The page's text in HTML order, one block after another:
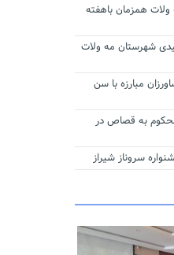
همزمان باهفته
شهرستان مه ولات
مبارزه با سن
به قصاص در
سروناز شیراز